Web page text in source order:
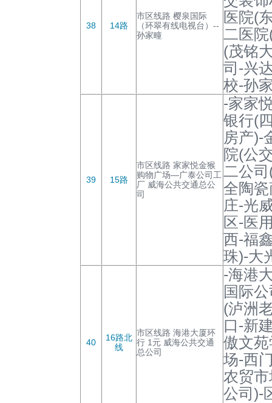
38 14路
市区线路 樱泉国际
（环翠有线电视台）--
孙家疃
医院(
二医
(茂铭
司-兴
校-孙
39 15路
市区线路 家家悦金猴
购物广场—广泰公司工
厂 威海公共交通总公
司
-家家
银行(
房产)-
院(公
二公
全陶
庄-光
区-医
西-福
珠)-大
40
16路北
线
市区线路 海港大厦环
行 1元 威海公共交通
总公司
-海港
国际
(泸洲
口-新
傲文
场-西
农贸
公司)-